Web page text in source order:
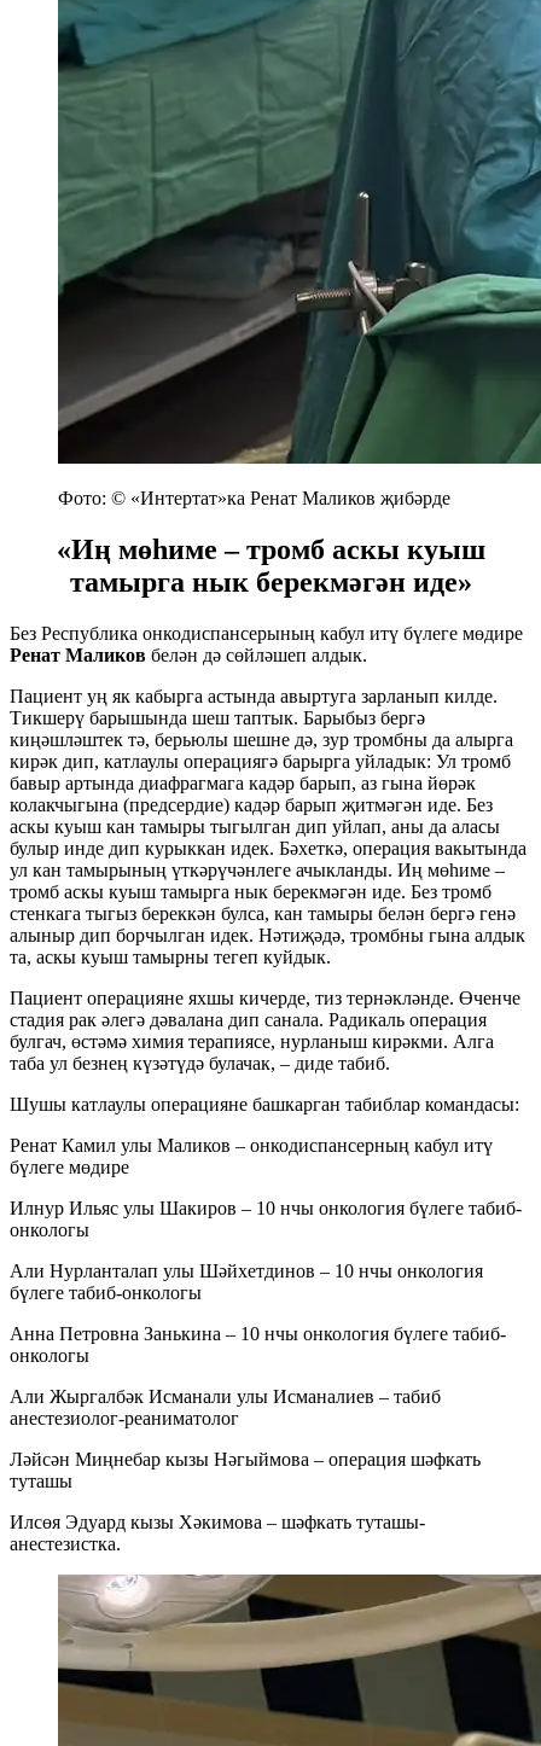
Фото: © «Интертат»ка Ренат Маликов җибәрде
«Иң мөһиме – тромб аскы куыш
тамырга нык берекмәгән иде»
Без Республика онкодиспансерының кабул итү бүлеге мөдире
Ренат Маликов белән дә сөйләшеп алдык.
Пациент уң як кабырга астында авыртуга зарланып килде.
Тикшерү барышында шеш таптык. Барыбыз бергә
киңәшләштек тә, берьюлы шешне дә, зур тромбны да алырга
кирәк дип, катлаулы операциягә барырга уйладык: Ул тромб
бавыр артында диафрагмага кадәр барып, аз гына йөрәк
колакчыгына (предсердие) кадәр барып җитмәгән иде. Без
аскы куыш кан тамыры тыгылган дип уйлап, аны да аласы
булыр инде дип курыккан идек. Бәхеткә, операция вакытында
ул кан тамырының үткәрүчәнлеге ачыкланды. Иң мөһиме –
тромб аскы куыш тамырга нык берекмәгән иде. Без тромб
стенкага тыгыз береккән булса, кан тамыры белән бергә генә
алыныр дип борчылган идек. Нәтиҗәдә, тромбны гына алдык
та, аскы куыш тамырны тегеп куйдык.
Пациент операцияне яхшы кичерде, тиз тернәкләнде. Өченче
стадия рак әлегә дәвалана дип санала. Радикаль операция
булгач, өстәмә химия терапиясе, нурланыш кирәкми. Алга
таба ул безнең күзәтүдә булачак, – диде табиб.
Шушы катлаулы операцияне башкарган табиблар командасы:
Ренат Камил улы Маликов – онкодиспансерның кабул итү
бүлеге мөдире
Илнур Ильяс улы Шакиров – 10 нчы онкология бүлеге табиб-
онкологы
Али Нурланталап улы Шәйхетдинов – 10 нчы онкология
бүлеге табиб-онкологы
Анна Петровна Занькина – 10 нчы онкология бүлеге табиб-
онкологы
Али Жыргалбәк Исманали улы Исманалиев – табиб
анестезиолог-реаниматолог
Ләйсән Миңнебар кызы Нәгыймова – операция шәфкать
туташы
Илсөя Эдуард кызы Хәкимова – шәфкать туташы-
анестезистка.